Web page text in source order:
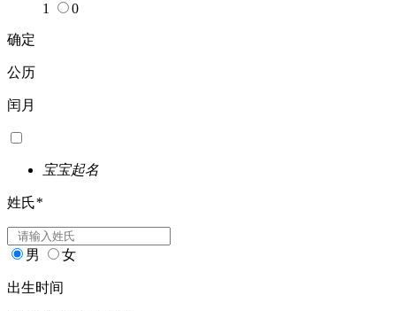
1
0
确定
公历
闰月
宝宝起名
姓氏*
男 女
出生时间